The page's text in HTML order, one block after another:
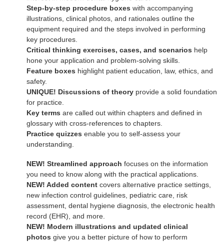
Step-by-step procedure boxes with accompanying
illustrations, clinical photos, and rationales outline the
equipment required and the steps involved in performing
key procedures.
Critical thinking exercises, cases, and scenarios help
hone your application and problem-solving skills.
Feature boxes highlight patient education, law, ethics, and
safety.
UNIQUE! Discussions of theory provide a solid foundation
for practice.
Key terms are called out within chapters and defined in
glossary with cross-references to chapters.
Practice quizzes enable you to self-assess your
understanding.
NEW! Streamlined approach focuses on the information
you need to know along with the practical applications.
NEW! Added content covers alternative practice settings,
new infection control guidelines, pediatric care, risk
assessment, dental hygiene diagnosis, the electronic health
record (EHR), and more.
NEW! Modern illustrations and updated clinical
photos give you a better picture of how to perform